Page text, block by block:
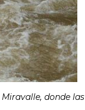
donde las